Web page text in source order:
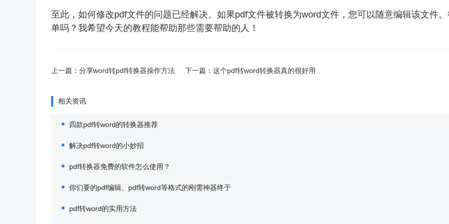
至此，如何修改pdf文件的问题已经解决。如果pdf文件被转换为word文件，您可以随意编辑该文件
单吗？我希望今天的教程能帮助那些需要帮助的人！
上一篇： 分享word转pdf转换器操作方法 下一篇： 这个pdf转word转换器真的很好用
相关资讯
四款pdf转word的转换器推荐
解决pdf转word的小妙招
pdf转换器免费的软件怎么使用？
你们要的pdf编辑、pdf转word等格式的刚需神器终于
pdf转word的实用方法